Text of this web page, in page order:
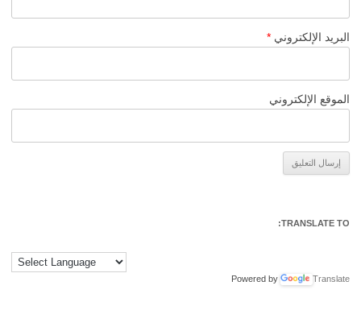
البريد الإلكتروني *
الموقع الإلكتروني
TRANSLATE TO:
Powered by Translate